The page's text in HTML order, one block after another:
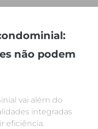
não podem
vai além do
integradas
eficiência.